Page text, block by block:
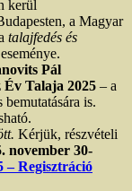
kerül
a Magyar
talajfedés és
Pál
Év Talaja 2025 – a
bemutatására is.
Kérjük, részvételi
november 30-
– Regisztráció